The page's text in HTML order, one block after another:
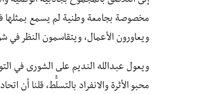
مخصوصة بجامعة وطنية لم يسمع بمثلها في
ويعاورون الأعمال، ويتقاسمون النظر
ويعول عبدالله النديم على الشورى في
محبو الأثرة والانفراد بالتسلُّط، قلنا أن